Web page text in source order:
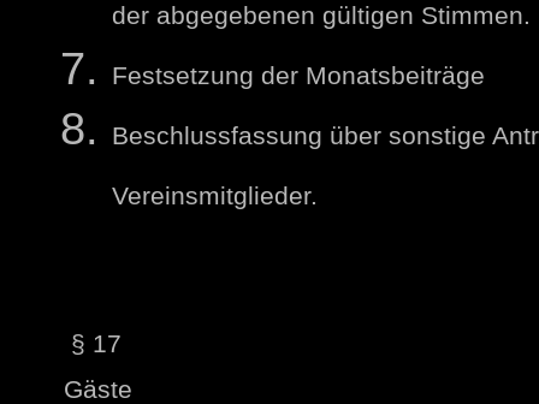
der abgegebenen gültigen Stimmen.
Festsetzung der Monatsbeiträge
Beschlussfassung über sonstige
Vereinsmitglieder.
§ 17
Gäste